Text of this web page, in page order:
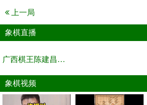
上一局
象棋直播
广西棋王陈建昌直播间
象棋视频